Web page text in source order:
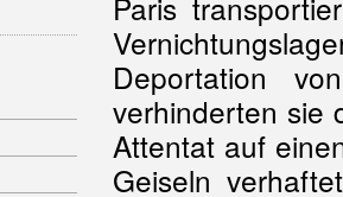
Deportation
verhinderten sie
Attentat auf
Geiseln